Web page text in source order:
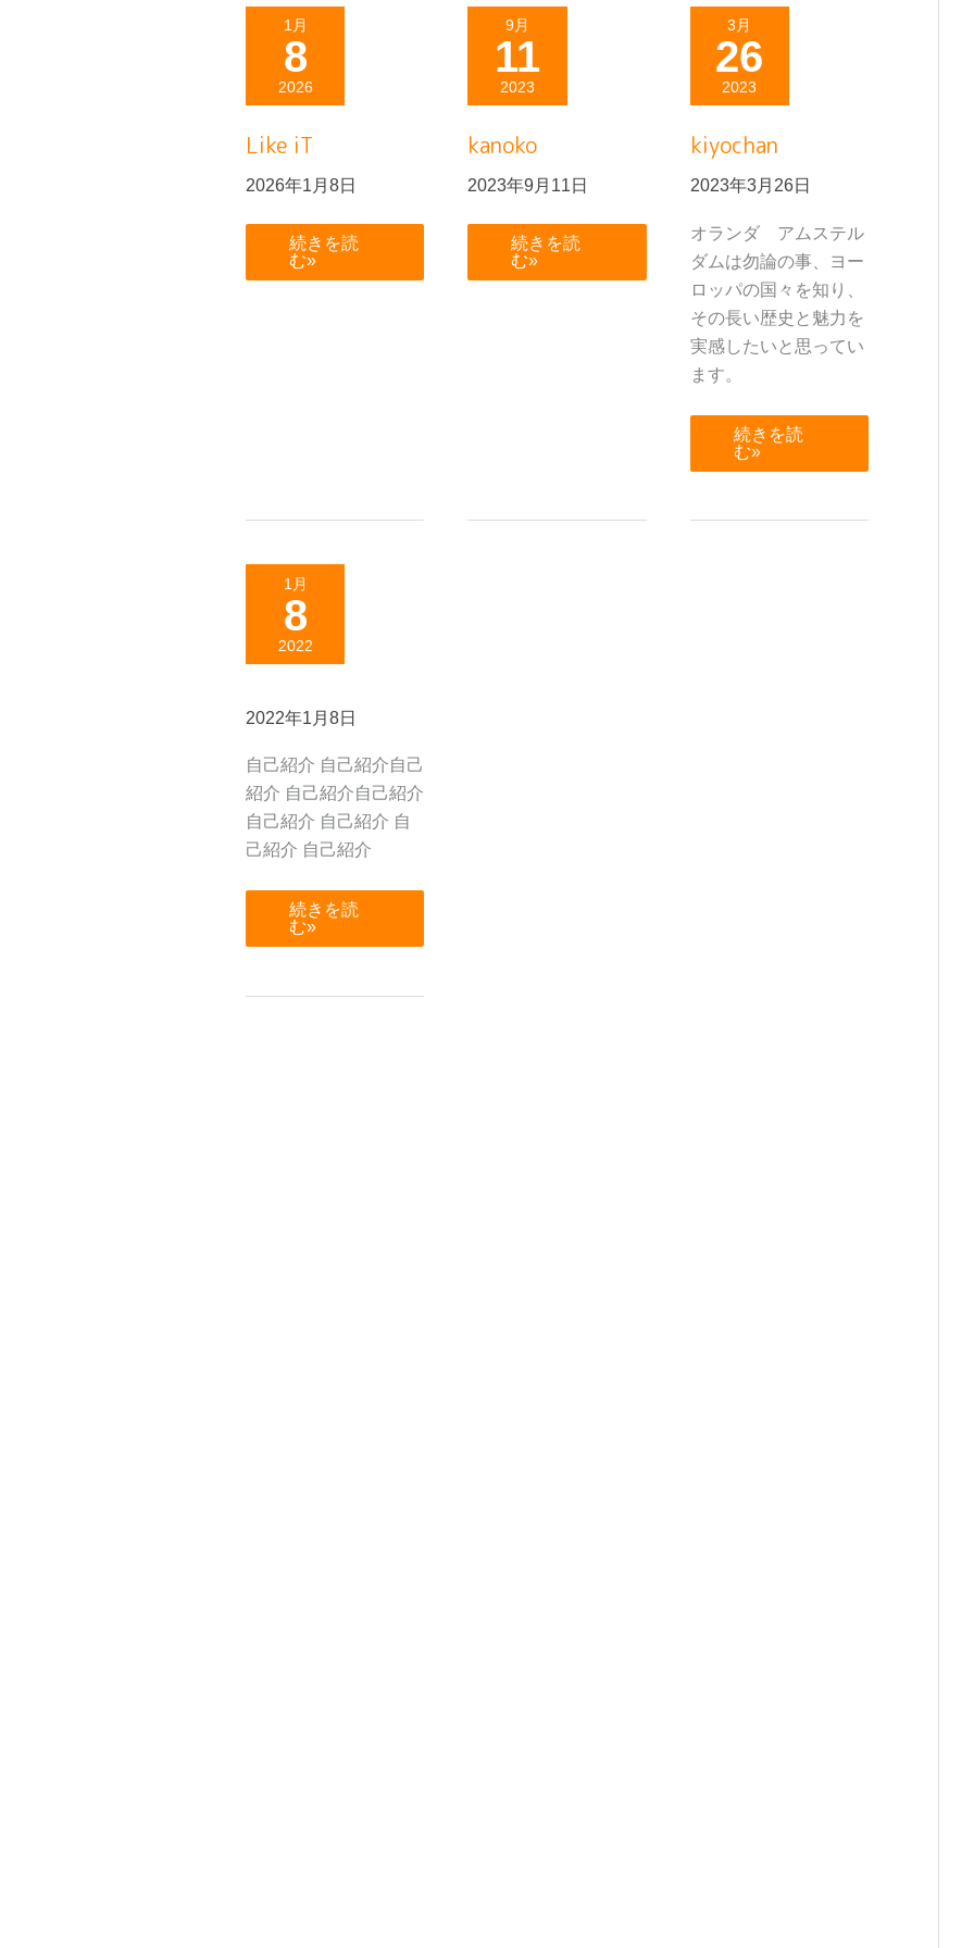
1月
8
2026
Like iT
2026年1月8日
iT
続きを読
む»
9月
11
2023
kanoko
2023年9月11日
続きを読
む»
3月
26
2023
kiyochan
2023年3月26日
オランダ アムステル
ダムは勿論の事、ヨー
ロッパの国々を知り、
その長い歴史と魅力を
実感したいと思ってい
ます。
続きを読
む»
1月
8
2022
2022年1月8日
自己紹介 自己紹介自己
紹介 自己紹介自己紹介
自己紹介 自己紹介 自
己紹介 自己紹介
続きを読
む»